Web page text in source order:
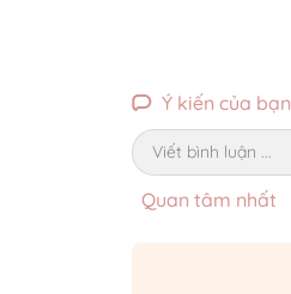
Ý kiến của bạn
Viết bình luận ...
Quan tâm nhất